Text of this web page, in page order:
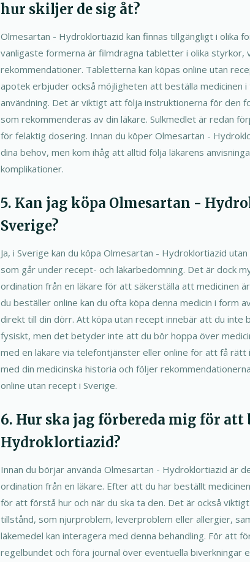
hur skiljer de sig åt?
Olmesartan - Hydroklortiazid kan finnas tillgängligt i olika
vanligaste formerna är filmdragna tabletter i olika
rekommendationer. Tabletterna kan köpas online utan
apotek erbjuder också möjligheten att beställa
användning. Det är viktigt att följa instruktionerna för den
som rekommenderas av din läkare. Sulkmedlet är redan
för felaktig dosering. Innan du köper Olmesartan -
dina behov, men kom ihåg att alltid följa läkarens
komplikationer.
5. Kan jag köpa Olmesartan -
Sverige?
Ja, i Sverige kan du köpa Olmesartan - Hydroklortiazid
som går under recept- och läkarbedömning. Det är dock
ordination från en läkare för att säkerställa att medicinen
du beställer online kan du ofta köpa denna medicin i form
direkt till din dörr. Att köpa utan recept innebär att du inte
fysiskt, men det betyder inte att du bör hoppa över
med en läkare via telefontjänster eller online för att få rätt
med din medicinska historia och följer
online utan recept i Sverige.
6. Hur ska jag förbereda mig för
Hydroklortiazid?
Innan du börjar använda Olmesartan - Hydroklortiazid är
ordination från en läkare. Efter att du har beställt
för att förstå hur och när du ska ta den. Det är också
tillstånd, som njurproblem, leverproblem eller allergier,
läkemedel kan interagera med denna behandling. För att
regelbundet och föra journal över eventuella biverkningar